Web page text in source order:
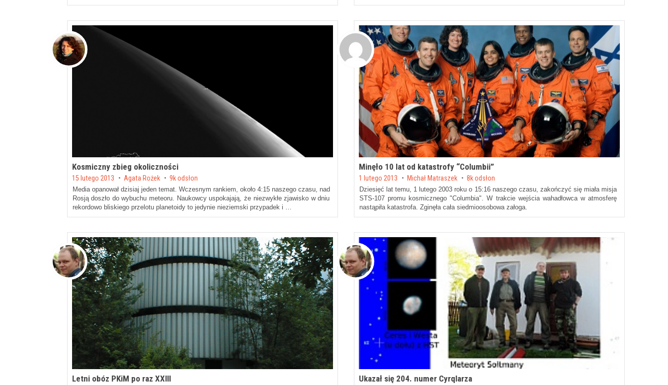
Kosmiczny zbieg okoliczności
Posted on
15 lutego 2013 by Agata Rożek 9k odsłon
Media opanował dzisiaj jeden temat. Wczesnym rankiem, około 4:15 naszego czasu, nad
Rosją doszło do wybuchu meteoru. Naukowcy uspokajają, że niezwykłe zjawisko w dniu
rekordowo bliskiego przelotu planetoidy to jedynie nieziemski przypadek i …
Minęło 10 lat od katastrofy “Columbii”
Posted on
1 lutego 2013 by Michał Matraszek 8k odsłon
Dziesięć lat temu, 1 lutego 2003 roku o 15:16 naszego czasu, zakończyć się miała misja
STS-107 promu kosmicznego "Columbia". W trakcie wejścia wahadłowca w atmosferę
nastąpiła katastrofa. Zginęła cała siedmioosobowa załoga.
Letni obóz PKiM po raz XXIII Ukazał się 204. numer Cyrqlarza